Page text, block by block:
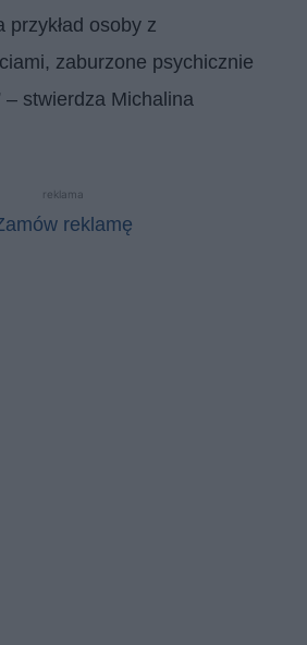
osoby z
zaburzone psychicznie
– stwierdza Michalina
reklama
reklamę